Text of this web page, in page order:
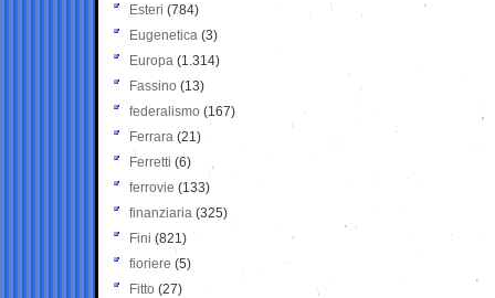
Esteri (784)
Eugenetica (3)
Europa (1.314)
Fassino (13)
federalismo (167)
Ferrara (21)
Ferretti (6)
ferrovie (133)
finanziaria (325)
Fini (821)
fioriere (5)
Fitto (27)